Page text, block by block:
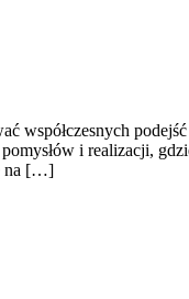
i realizacji,
na […]